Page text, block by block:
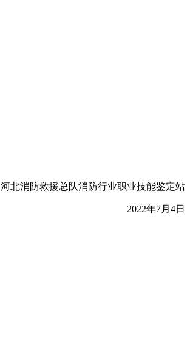
河北消防救援总队消防行业职业技能鉴定站
2022年7月4日